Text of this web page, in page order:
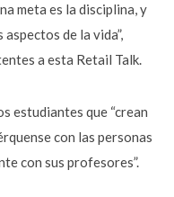
meta es la disciplina, y
de la vida”,
a esta Retail Talk.
estudiantes que “crean
con las personas
con sus profesores”.